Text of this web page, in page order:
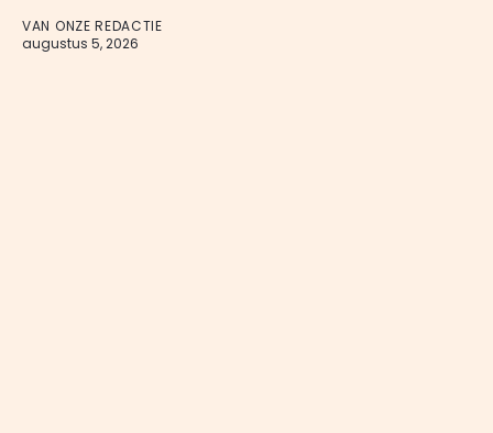
VAN ONZE REDACTIE
augustus 5, 2026